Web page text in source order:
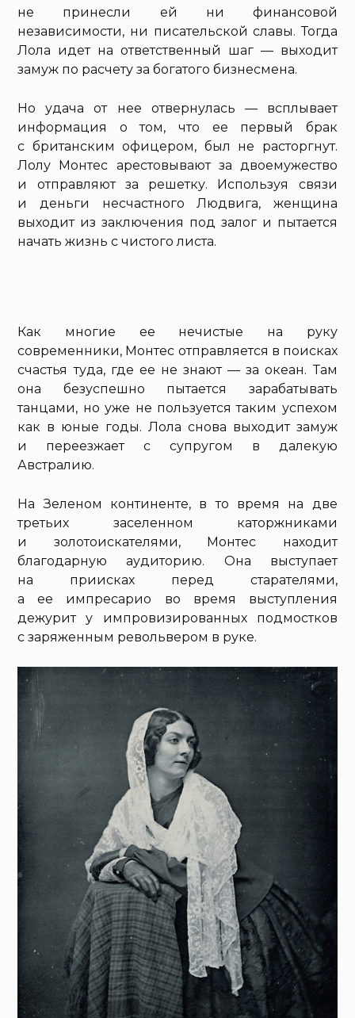
не принесли ей ни финансовой
независимости, ни писательской славы. Тогда
Лола идет на ответственный шаг — выходит
замуж по расчету за богатого бизнесмена.
Но удача от нее отвернулась — всплывает
информация о том, что ее первый брак
с британским офицером, был не расторгнут.
Лолу Монтес арестовывают за двоемужество
и отправляют за решетку. Используя связи
и деньги несчастного Людвига, женщина
выходит из заключения под залог и пытается
начать жизнь с чистого листа.
Как многие ее нечистые на руку
современники, Монтес отправляется в поисках
счастья туда, где ее не знают — за океан. Там
она безуспешно пытается зарабатывать
танцами, но уже не пользуется таким успехом
как в юные годы. Лола снова выходит замуж
и переезжает с супругом в далекую
Австралию.
На Зеленом континенте, в то время на две
третьих заселенном каторжниками
и золотоискателями, Монтес находит
благодарную аудиторию. Она выступает
на приисках перед старателями,
а ее импресарио во время выступления
дежурит у импровизированных подмостков
с заряженным револьвером в руке.